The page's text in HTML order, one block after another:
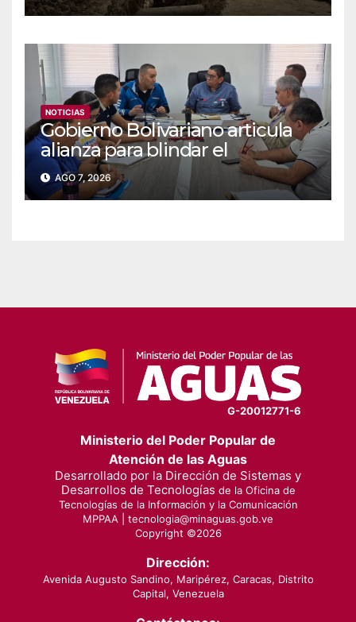
NOTICIAS
Gobierno Bolivariano articula
alianza para blindar el
suministro de agua y
electricidad en Falcón
AGO 7, 2026
G-20012771-6
Ministerio del Poder Popular de
Atención de las Aguas
Desarrollado por la Dirección de Sistemas y
Desarrollos de Tecnologías de la Oficina de
Tecnologías de la Información y la Comunicación
MPPAA | tecnologia@minaguas.gob.ve
Copyright ©2026
Dirección:
Avenida Augusto Sandino, Maripérez, Caracas, Distrito
Capital, Venezuela